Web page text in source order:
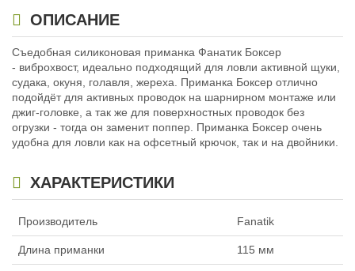
Силиконовая приманка Fanatik
Boxer 4.5″ 001
149
Длина приманки:
Силиконовая приманка Fanatik
Boxer 4.5″ 002
149₽
Длина приманки:
ОПИСАНИЕ
Съедобная силиконовая приманка Фанатик Боксер
- виброхвост, идеально подходящий для ловли активной щуки,
судака, окуня, голавля, жереха. Приманка Боксер отлично
подойдёт для активных проводок на шарнирном монтаже или
джиг-головке, а так же для поверхностных проводок без
огрузки - тогда он заменит поппер. Приманка Боксер очень
удобна для ловли как на офсетный крючок, так и на двойники.
ХАРАКТЕРИСТИКИ
Производитель Fanatik
Длина приманки 115 мм